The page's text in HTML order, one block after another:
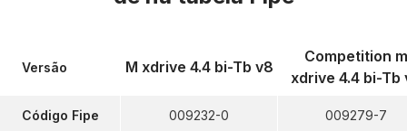
Versão
Código Fipe
M xdrive 4.4 bi-Tb v8
009232-0
Competition m
xdrive 4.4 bi-Tb
009279-7